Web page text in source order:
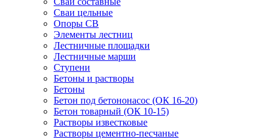
Сваи цельные
Опоры СВ
Элементы лестниц
Лестничные площадки
Лестничные марши
Ступени
Бетоны и растворы
Бетоны
Бетон под бетононасос (ОК 16-20)
Бетон товарный (ОК 10-15)
Растворы известковые
Растворы цементно-песчаные